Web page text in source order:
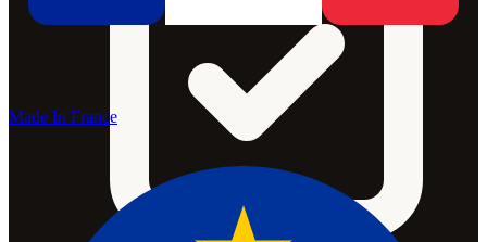
Made In France